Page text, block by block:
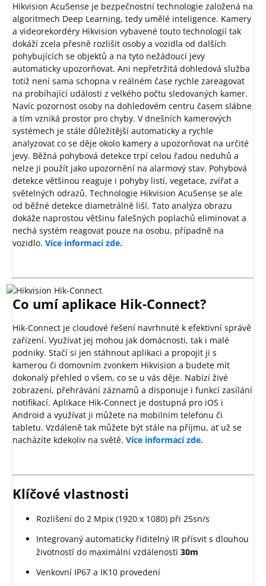
Hikvision AcuSense je bezpečnostní technologie založená na
algoritmech Deep Learning, tedy umělé inteligence. Kamery
a videorekordéry Hikvision vybavené touto technologií tak
dokáží zcela přesně rozlišit osoby a vozidla od dalších
pohybujících se objektů a na tyto nežádoucí jevy
automaticky upozorňovat. Ani nepřetržitá dohledová služba
totiž není sama schopna v reálném čase rychle zareagovat
na probíhající události z velkého počtu sledovaných kamer.
Navíc pozornost osoby na dohledovém centru časem slábne
a tím vzniká prostor pro chyby. V dnešních kamerových
systémech je stále důležitější automaticky a rychle
analyzovat co se děje okolo kamery a upozorňovat na určité
jevy. Běžná pohybová detekce trpí celou řadou neduhů a
nelze ji použít jako upozornění na alarmový stav. Pohybová
detekce většinou reaguje i pohyby listí, vegetace, zvířat a
světelných odrazů. Technologie Hikvision AcuSense se ale
od běžné detekce diametrálně liší. Tato analýza obrazu
dokáže naprostou většinu falešných poplachů eliminovat a
nechá systém reagovat pouze na osobu, případně na
vozidlo. Více informací zde.
Co umí aplikace Hik-Connect?
Hik-Connect je cloudové řešení navrhnuté k efektivní správě
zařízení. Využívat jej mohou jak domácnosti, tak i malé
podniky. Stačí si jen stáhnout aplikaci a propojit ji s
kamerou či domovním zvonkem Hikvision a budete mít
dokonalý přehled o všem, co se u vás děje. Nabízí živé
zobrazení, přehrávání záznamů a disponuje i funkcí zasílání
notifikací. Aplikace Hik-Connect je dostupná pro iOS i
Android a využívat ji můžete na mobilním telefonu či
tabletu. Vzdáleně tak můžete být stále na příjmu, ať už se
nacházíte kdekoliv na světě. Více informací zde.
Klíčové vlastnosti
Rozlišení do 2 Mpix (1920 x 1080) při 25sn/s
Integrovaný automaticky říditelný IR přísvit s dlouhou
životností do maximální vzdálenosti 30m
Venkovní IP67 a IK10 provedení